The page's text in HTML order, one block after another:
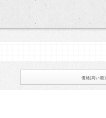
価格(高い順)